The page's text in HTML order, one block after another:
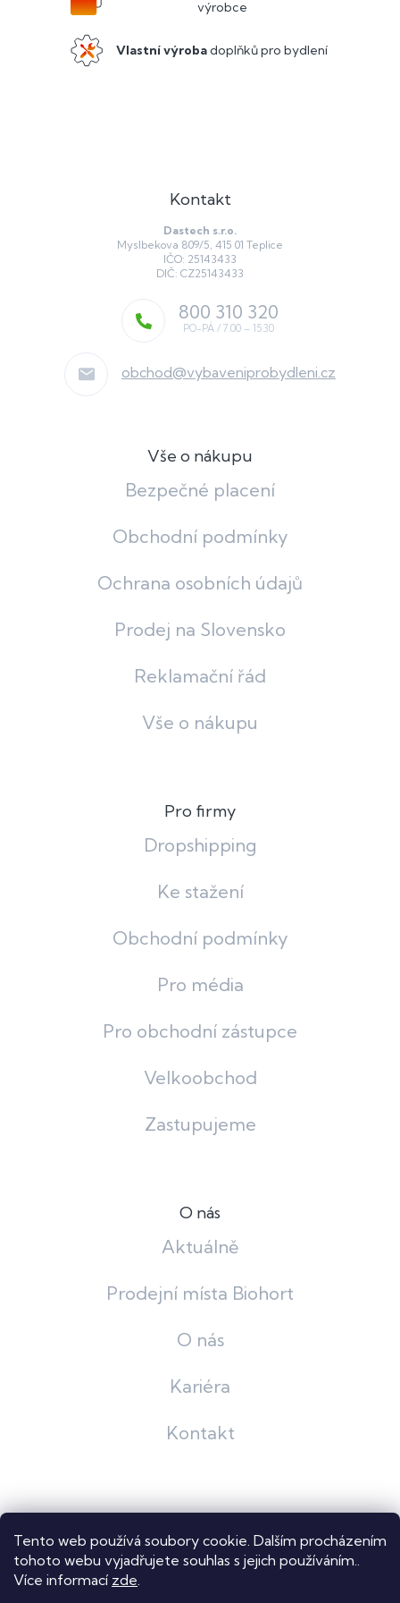
Tento web používá soubory cookie. Dalším procházením
tohoto webu vyjadřujete souhlas s jejich používáním..
Více informací zde.
ý
i
výrobce
Vlastní výrobadoplňků pro bydlení
Kontakt
Dastech s.r.o.
Myslbekova 809/5, 415 01 Teplice
IČO: 25143433
DIČ: CZ25143433
obchod@vybaveniprobydleni.cz
800 310 320
Vše o nákupu
Bezpečné placení
Obchodní podmínky
Ochrana osobních údajů
Prodej na Slovensko
Reklamační řád
Vše o nákupu
Pro firmy
Dropshipping
Ke stažení
Obchodní podmínky
Pro média
Pro obchodní zástupce
Velkoobchod
Zastupujeme
O nás
Aktuálně
Prodejní místa Biohort
O nás
Kariéra
Kontakt
Shoptet